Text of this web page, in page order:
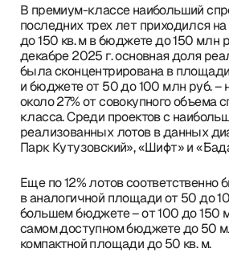
В премиум-классе наибольший
последних трех лет приходился
до 150 кв. м в бюджете до 150 млн
декабре 2025 г. основная доля
была сконцентрирована в
и бюджете от 50 до 100 млн руб. –
около 27% от совокупного объема
класса. Среди проектов с
реализованных лотов в данных
Парк Кутузовский», «Шифт» и
Еще по 12% лотов соответственно
в аналогичной площади от 50 до
большем бюджете – от 100 до 150
самом доступном бюджете до 50
компактной площади до 50 кв. м.